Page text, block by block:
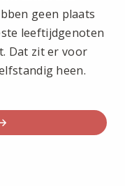
geen plaats
leeftijdgenoten
Dat zit er voor
heen.